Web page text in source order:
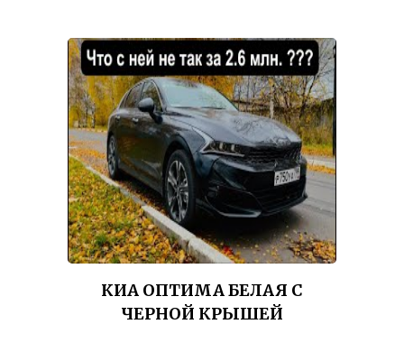
КИА ОПТИМА БЕЛАЯ С
ЧЕРНОЙ КРЫШЕЙ